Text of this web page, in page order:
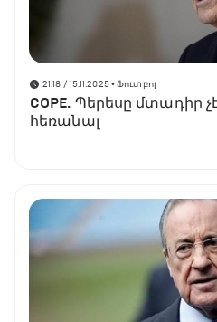
21:18 / 15.11.2025• Ֆուտբոլ
COPE. Պերեսը մտադիր
հեռանալ